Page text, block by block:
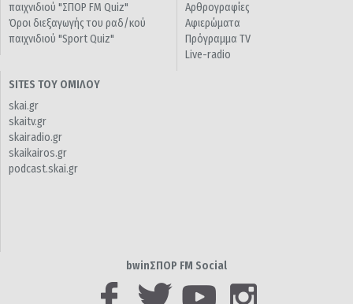
παιχνιδιού "ΣΠΟΡ FM Quiz"
Όροι διεξαγωγής του ραδ/κού
παιχνιδιού "Sport Quiz"
Αρθρογραφίες
Αφιερώματα
Πρόγραμμα TV
Live-radio
SITES ΤΟΥ ΟΜΙΛΟΥ
skai.gr
skaitv.gr
skairadio.gr
skaikairos.gr
podcast.skai.gr
bwinΣΠΟΡ FM Social